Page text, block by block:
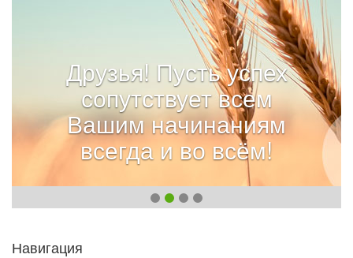
Друзья! Пусть успех
сопутствует всем
Вашим начинаниям
всегда и во всём!
Навигация